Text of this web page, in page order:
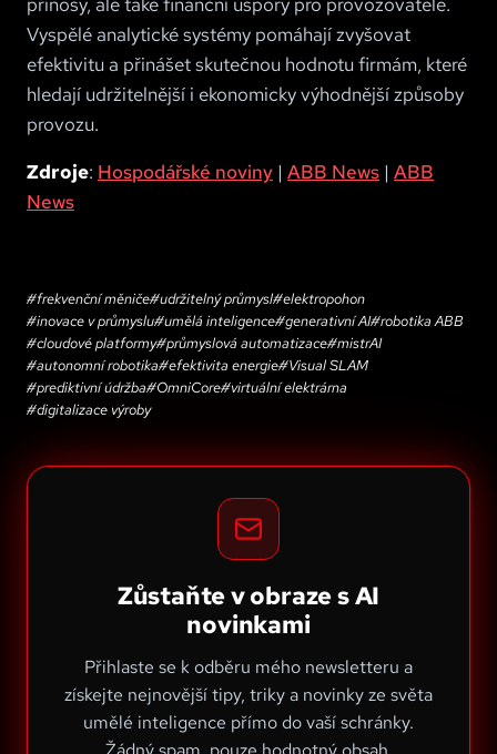
Vyspělé analytické systémy pomáhají zvyšovat
efektivitu a přinášet skutečnou hodnotu firmám, které
hledají udržitelnější i ekonomicky výhodnější způsoby
provozu.
Zdroje: Hospodářské noviny | ABB News | ABB
News
#frekvenční měniče#udržitelný průmysl#elektropohon
#inovace v průmyslu#umělá inteligence#generativní AI#robotika ABB
#cloudové platformy#průmyslová automatizace#mistrAI
#autonomní robotika#efektivita energie#Visual SLAM
#prediktivní údržba#OmniCore#virtuální elektrárna
#digitalizace výroby
Zůstaňte v obraze s AI
novinkami
Přihlaste se k odběru mého newsletteru a
získejte nejnovější tipy, triky a novinky ze světa
umělé inteligence přímo do vaší schránky.